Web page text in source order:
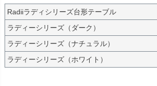
Radiiラディシリーズ台形テーブル
ラディーシリーズ（ダーク）
ラディーシリーズ（ナチュラル）
ラディーシリーズ（ホワイト）